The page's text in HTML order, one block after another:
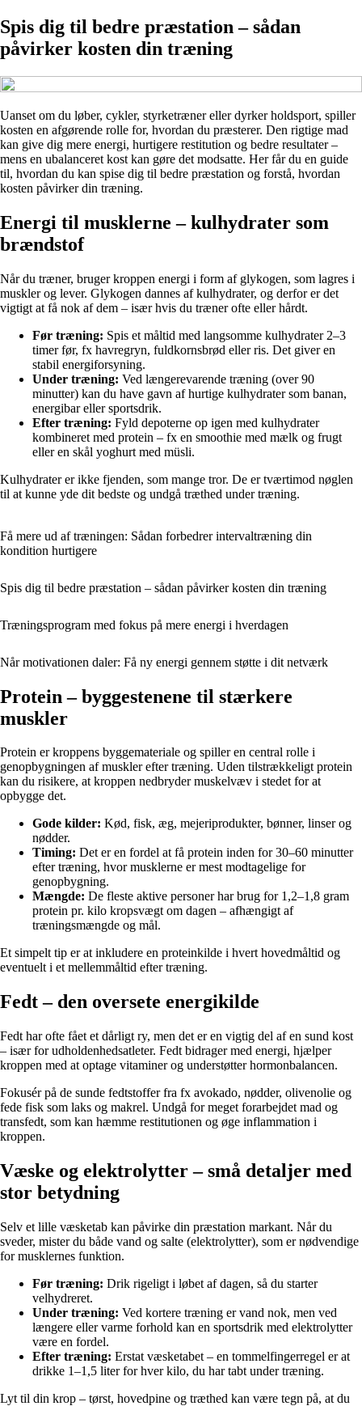
Spis dig til bedre præstation – sådan
påvirker kosten din træning
Uanset om du løber, cykler, styrketræner eller dyrker holdsport, spiller
kosten en afgørende rolle for, hvordan du præsterer. Den rigtige mad
kan give dig mere energi, hurtigere restitution og bedre resultater –
mens en ubalanceret kost kan gøre det modsatte. Her får du en guide
til, hvordan du kan spise dig til bedre præstation og forstå, hvordan
kosten påvirker din træning.
Energi til musklerne – kulhydrater som
brændstof
Når du træner, bruger kroppen energi i form af glykogen, som lagres i
muskler og lever. Glykogen dannes af kulhydrater, og derfor er det
vigtigt at få nok af dem – især hvis du træner ofte eller hårdt.
Før træning: Spis et måltid med langsomme kulhydrater 2–3
timer før, fx havregryn, fuldkornsbrød eller ris. Det giver en
stabil energiforsyning.
Under træning: Ved længerevarende træning (over 90
minutter) kan du have gavn af hurtige kulhydrater som banan,
energibar eller sportsdrik.
Efter træning: Fyld depoterne op igen med kulhydrater
kombineret med protein – fx en smoothie med mælk og frugt
eller en skål yoghurt med müsli.
Kulhydrater er ikke fjenden, som mange tror. De er tværtimod nøglen
til at kunne yde dit bedste og undgå træthed under træning.
Få mere ud af træningen: Sådan forbedrer intervaltræning din
kondition hurtigere
Spis dig til bedre præstation – sådan påvirker kosten din træning
Træningsprogram med fokus på mere energi i hverdagen
Når motivationen daler: Få ny energi gennem støtte i dit netværk
Protein – byggestenene til stærkere
muskler
Protein er kroppens byggemateriale og spiller en central rolle i
genopbygningen af muskler efter træning. Uden tilstrækkeligt protein
kan du risikere, at kroppen nedbryder muskelvæv i stedet for at
opbygge det.
Gode kilder: Kød, fisk, æg, mejeriprodukter, bønner, linser og
nødder.
Timing: Det er en fordel at få protein inden for 30–60 minutter
efter træning, hvor musklerne er mest modtagelige for
genopbygning.
Mængde: De fleste aktive personer har brug for 1,2–1,8 gram
protein pr. kilo kropsvægt om dagen – afhængigt af
træningsmængde og mål.
Et simpelt tip er at inkludere en proteinkilde i hvert hovedmåltid og
eventuelt i et mellemmåltid efter træning.
Fedt – den oversete energikilde
Fedt har ofte fået et dårligt ry, men det er en vigtig del af en sund kost
– især for udholdenhedsatleter. Fedt bidrager med energi, hjælper
kroppen med at optage vitaminer og understøtter hormonbalancen.
Fokusér på de sunde fedtstoffer fra fx avokado, nødder, olivenolie og
fede fisk som laks og makrel. Undgå for meget forarbejdet mad og
transfedt, som kan hæmme restitutionen og øge inflammation i
kroppen.
Væske og elektrolytter – små detaljer med
stor betydning
Selv et lille væsketab kan påvirke din præstation markant. Når du
sveder, mister du både vand og salte (elektrolytter), som er nødvendige
for musklernes funktion.
Før træning: Drik rigeligt i løbet af dagen, så du starter
velhydreret.
Under træning: Ved kortere træning er vand nok, men ved
længere eller varme forhold kan en sportsdrik med elektrolytter
være en fordel.
Efter træning: Erstat væsketabet – en tommelfingerregel er at
drikke 1–1,5 liter for hver kilo, du har tabt under træning.
Lyt til din krop – tørst, hovedpine og træthed kan være tegn på, at du